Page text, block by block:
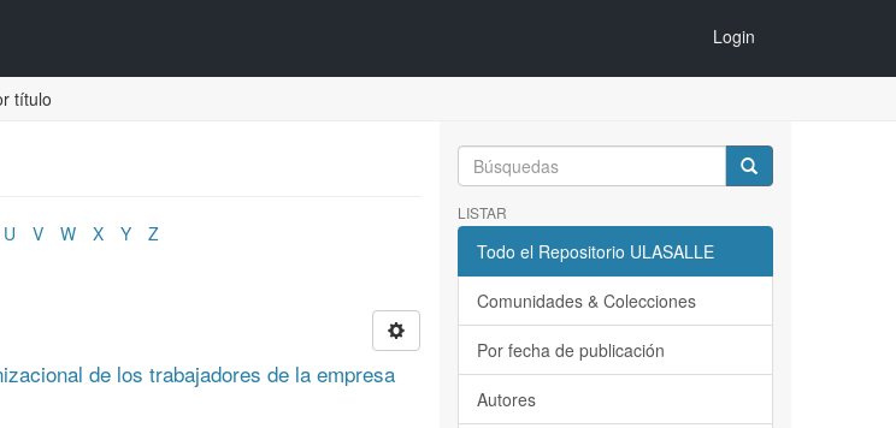
Login
título
U V W X Y
Z
de los trabajadores de la empresa
LISTAR
Todo el Repositorio ULASALLE
Comunidades & Colecciones
Por fecha de publicación
Autores